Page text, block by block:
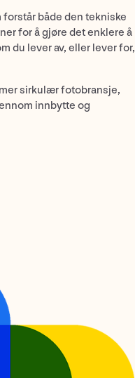
både den tekniske
for å gjøre det enklere å
du lever av, eller lever for,
sirkulær fotobransje,
innbytte og